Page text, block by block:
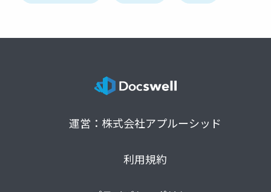
運営：株式会社アプルーシッド
利用規約